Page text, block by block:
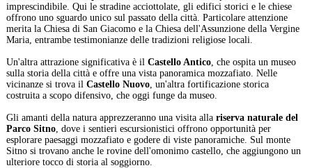
imprescindibile. Qui le stradine acciottolate, gli edifici storici e le chiese
offrono uno sguardo unico sul passato della città. Particolare attenzione
merita la Chiesa di San Giacomo e la Chiesa dell'Assunzione della Vergine
Maria, entrambe testimonianze delle tradizioni religiose locali.
Un'altra attrazione significativa è il Castello Antico, che ospita un museo
sulla storia della città e offre una vista panoramica mozzafiato. Nelle
vicinanze si trova il Castello Nuovo, un'altra fortificazione storica
costruita a scopo difensivo, che oggi funge da museo.
Gli amanti della natura apprezzeranno una visita alla riserva naturale del
Parco Sitno, dove i sentieri escursionistici offrono opportunità per
esplorare paesaggi mozzafiato e godere di viste panoramiche. Sul monte
Sitno si trovano anche le rovine dell'omonimo castello, che aggiungono un
ulteriore tocco di storia al soggiorno.